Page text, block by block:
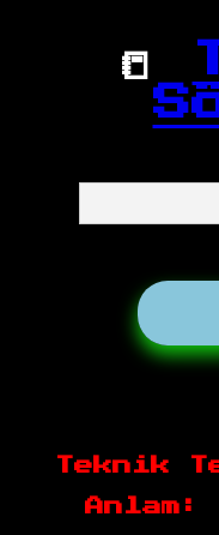
📒
Teknik
Anlam: